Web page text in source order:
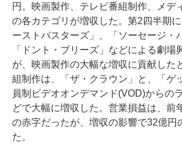
円。映画製作、テレビ番組制作、メデ
の各カテゴリが増収した。第2四半期
ーストバスターズ」、「ソーセージ・
「ドント・ブリーズ」などによる劇場
が、映画製作の大幅な増収に貢献した
組制作は、「ザ・クラウン」と、「ゲ
員制ビデオオンデマンド(VOD)からの
どで大幅に増収した。営業損益は、前
の赤字だったが、増収の影響で32億円
た。